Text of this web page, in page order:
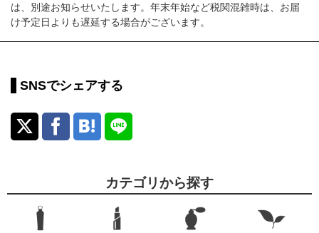
は、別途お知らせいたします。年末年始など税関混雑時は、お届
け予定日よりも遅延する場合がございます。
SNSでシェアする
カテゴリから探す